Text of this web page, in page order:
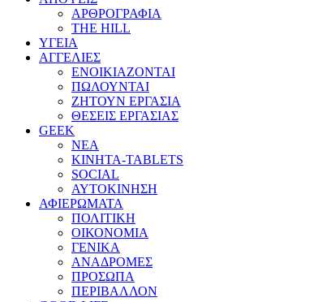
ΑΡΘΡΟΓΡΑΦΙΑ
THE HILL
ΥΓΕΙΑ
ΑΓΓΕΛΙΕΣ
ΕΝΟΙΚΙΑΖΟΝΤΑΙ
ΠΩΛΟΥΝΤΑΙ
ΖΗΤΟΥΝ ΕΡΓΑΣΙΑ
ΘΕΣΕΙΣ ΕΡΓΑΣΙΑΣ
GEEK
ΝΕΑ
ΚΙΝΗΤΑ-TABLETS
SOCIAL
ΑΥΤΟΚΙΝΗΣΗ
ΑΦΙΕΡΩΜΑΤΑ
ΠΟΛΙΤΙΚΗ
ΟΙΚΟΝΟΜΙΑ
ΓΕΝΙΚΑ
ΑΝΑΔΡΟΜΕΣ
ΠΡΟΣΩΠΑ
ΠΕΡΙΒΑΛΛΟΝ